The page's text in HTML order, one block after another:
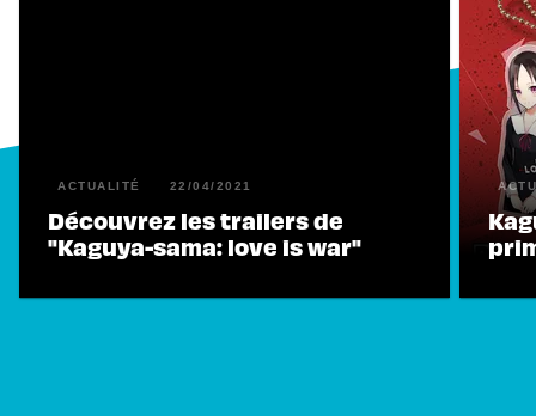
ACTUALITÉ 22/04/2021
Découvrez les trailers de
"Kaguya-sama: love is war"